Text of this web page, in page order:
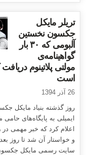
تریلر مایکل
جکسون نخستین
آلبومی که ۳۰ بار
گواهینامه‌ی
مولتی پلاتینوم
است
26 آذر 1394
روز گذشته بنیاد مایکل
ایمیلی به پایگاه‌های حامی
اعلام کرد که خبر مهمی
و خواستار آن شد تا روز
سایت رسمی مایکل